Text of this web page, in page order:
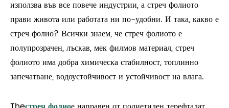
използва във все повече индустрии, а стреч фолиото
прави живота или работата ни по-удобни. И така, какво е
стреч фолио? Всички знаем, че стреч фолиото е
полупрозрачен, лъскав, мек филмов материал, стреч
фолиото има добра химическа стабилност, топлинно
запечатване, водоустойчивост и устойчивост на влага.